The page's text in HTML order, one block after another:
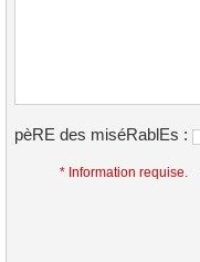
pèRE des miséRablEs :
* Information requise.